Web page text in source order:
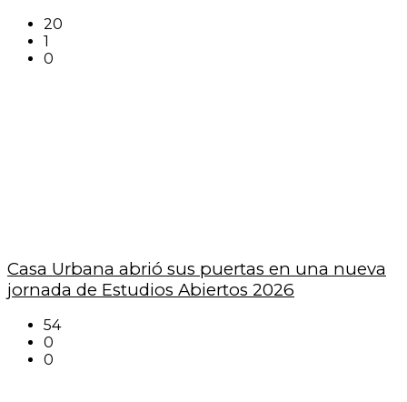
20
1
0
Casa Urbana abrió sus puertas en una nueva
jornada de Estudios Abiertos 2026
54
0
0